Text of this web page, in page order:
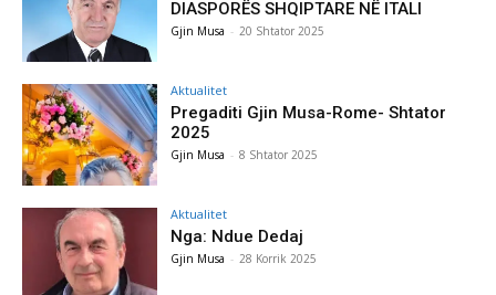
DIASPORËS SHQIPTARE NË ITALI
Gjin Musa - 20 Shtator 2025
Aktualitet
Pregaditi Gjin Musa-Rome- Shtator
2025
Gjin Musa - 8 Shtator 2025
Aktualitet
Nga: Ndue Dedaj
Gjin Musa - 28 Korrik 2025